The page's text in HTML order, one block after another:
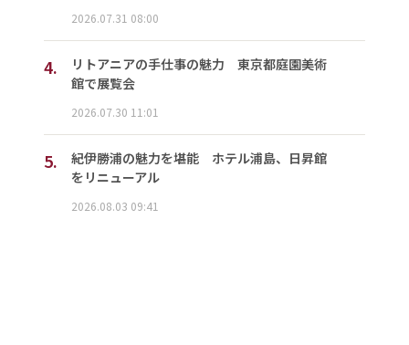
2026.07.31 08:00
4.
リトアニアの手仕事の魅力 東京都庭園美術
館で展覧会
2026.07.30 11:01
5.
紀伊勝浦の魅力を堪能 ホテル浦島、日昇館
をリニューアル
2026.08.03 09:41